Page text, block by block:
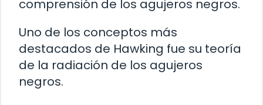
comprensión de los agujeros negros.
Uno de los conceptos más
destacados de Hawking fue su teoría
de la radiación de los agujeros
negros.